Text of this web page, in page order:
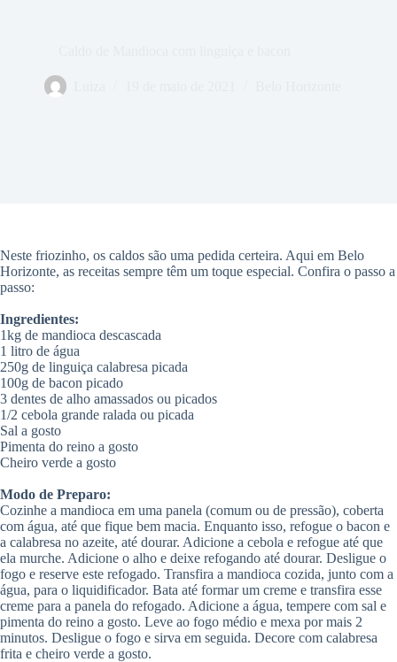
Neste friozinho, os caldos são uma pedida certeira. Aqui em Belo
Horizonte, as receitas sempre têm um toque especial. Confira o passo a
passo:
Ingredientes:
1kg de mandioca descascada
1 litro de água
250g de linguiça calabresa picada
100g de bacon picado
3 dentes de alho amassados ou picados
1/2 cebola grande ralada ou picada
Sal a gosto
Pimenta do reino a gosto
Cheiro verde a gosto
Modo de Preparo:
Cozinhe a mandioca em uma panela (comum ou de pressão), coberta
com água, até que fique bem macia. Enquanto isso, refogue o bacon e
a calabresa no azeite, até dourar. Adicione a cebola e refogue até que
ela murche. Adicione o alho e deixe refogando até dourar. Desligue o
fogo e reserve este refogado. Transfira a mandioca cozida, junto com a
água, para o liquidificador. Bata até formar um creme e transfira esse
creme para a panela do refogado. Adicione a água, tempere com sal e
pimenta do reino a gosto. Leve ao fogo médio e mexa por mais 2
minutos. Desligue o fogo e sirva em seguida. Decore com calabresa
frita e cheiro verde a gosto.